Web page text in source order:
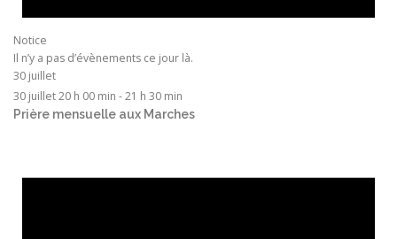
Notice
Il n’y a pas d’évènements ce jour là.
30 juillet
30 juillet 20 h 00 min -21 h 30 min
Prière mensuelle aux Marches